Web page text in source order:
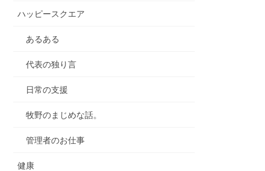
ハッピースクエア
あるある
代表の独り言
日常の支援
牧野のまじめな話。
管理者のお仕事
健康